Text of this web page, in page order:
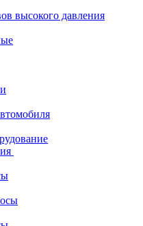
высокого давления